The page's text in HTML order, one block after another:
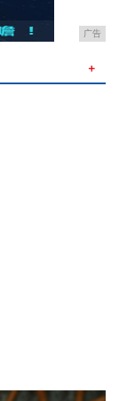
广告
＋